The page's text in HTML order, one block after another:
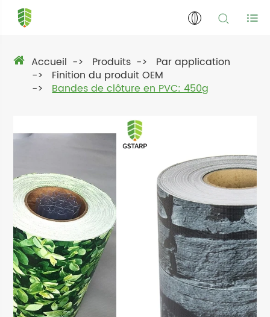
Accueil Produits
Par application
Finition du produit OEM
Bandes de clôture en PVC: 450g